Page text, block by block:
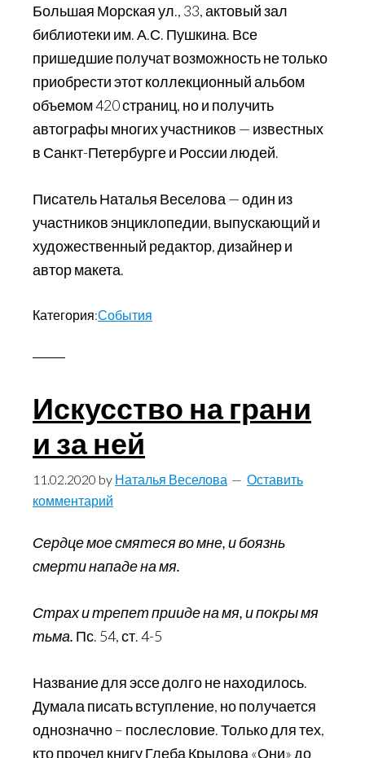
Большая Морская ул., 33, актовый зал
библиотеки им. А.С. Пушкина. Все
пришедшие получат возможность не только
приобрести этот коллекционный альбом
объемом 420 страниц, но и получить
автографы многих участников — известных
в Санкт-Петербурге и России людей.
Писатель Наталья Веселова — один из
участников энциклопедии, выпускающий и
художественный редактор, дизайнер и
автор макета.
Категория:События
Искусство на грани
и за ней
11.02.2020 by Наталья Веселова
Оставить
комментарий
Сердце мое смятеся во мне, и боязнь
смерти нападе на мя.
Страх и трепет прииде на мя, и покры мя
тьма. Пс. 54, ст. 4-5
Название для эссе долго не находилось.
Думала писать вступление, но получается
однозначно – послесловие. Только для тех,
кто прочел книгу Глеба Крылова «Они» до